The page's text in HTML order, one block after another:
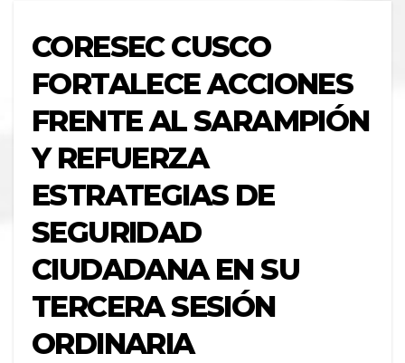
CORESEC CUSCO
FORTALECE ACCIONES
FRENTE AL SARAMPIÓN
Y REFUERZA
ESTRATEGIAS DE
SEGURIDAD
CIUDADANA EN SU
TERCERA SESIÓN
ORDINARIA